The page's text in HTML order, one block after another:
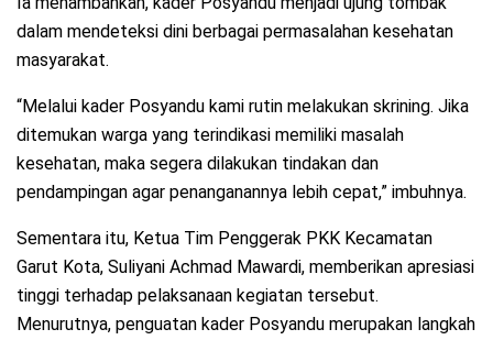
dalam mendeteksi dini berbagai permasalahan kesehatan
masyarakat.
“Melalui kader Posyandu kami rutin melakukan skrining. Jika
ditemukan warga yang terindikasi memiliki masalah
kesehatan, maka segera dilakukan tindakan dan
pendampingan agar penanganannya lebih cepat,” imbuhnya.
Sementara itu, Ketua Tim Penggerak PKK Kecamatan
Garut Kota, Suliyani Achmad Mawardi, memberikan apresiasi
tinggi terhadap pelaksanaan kegiatan tersebut.
Menurutnya, penguatan kader Posyandu merupakan langkah